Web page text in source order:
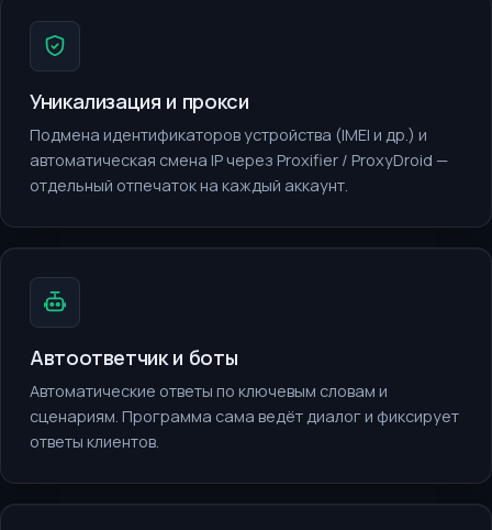
Уникализация и прокси
Подмена идентификаторов устройства (IMEI и др.) и
автоматическая смена IP через Proxifier / ProxyDroid —
отдельный отпечаток на каждый аккаунт.
Автоответчик и боты
Автоматические ответы по ключевым словам и
сценариям. Программа сама ведёт диалог и фиксирует
ответы клиентов.